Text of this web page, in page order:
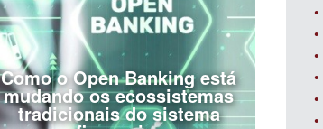
Como o Open Banking está
mudando os ecossistemas
tradicionais do sistema